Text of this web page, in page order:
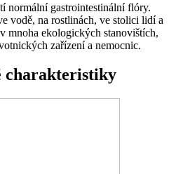
normální gastrointestinální flóry.
vodě, na rostlinách, ve stolici lidí a
mnoha ekologických stanovištích,
zařízení a nemocnic.